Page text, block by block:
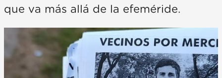
que va más allá de la efeméride.